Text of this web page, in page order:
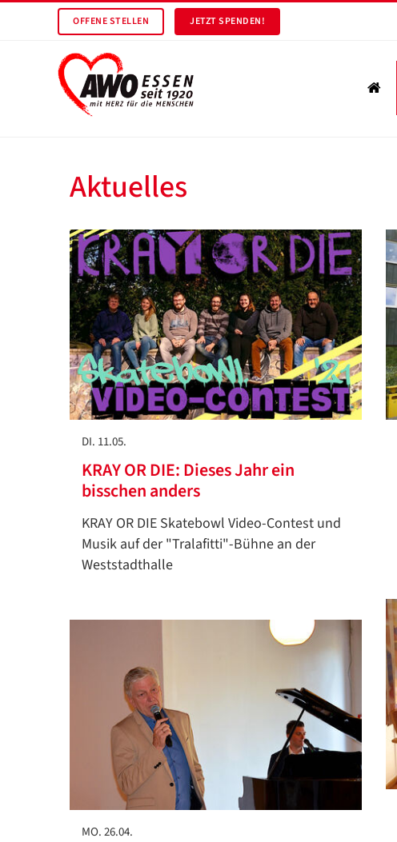
OFFENE STELLEN JETZT SPENDEN!
Aktuelles
DI. 11.05.
KRAY OR DIE: Dieses Jahr ein
bisschen anders
KRAY OR DIE Skatebowl Video-Contest und
Musik auf der "Tralafitti"-Bühne an der
Weststadthalle
MO. 26.04.